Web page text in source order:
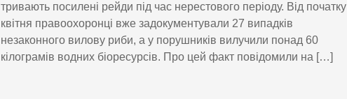
тривають посилені рейди під час нерестового періоду. Від початку
квітня правоохоронці вже задокументували 27 випадків
незаконного вилову риби, а у порушників вилучили понад 60
кілограмів водних біоресурсів. Про цей факт повідомили на […]